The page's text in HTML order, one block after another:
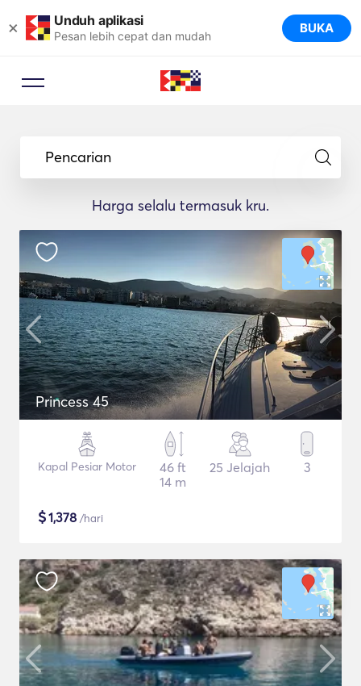
× Unduh aplikasi
Pesan lebih cepat dan mudah BUKA
Pencarian
Harga selalu termasuk kru.
Princess 45
Kapal Pesiar Motor
46 ft
14 m
25 Jelajah 3
$1,378 /hari